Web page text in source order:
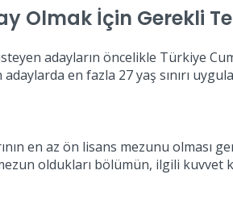
Olmak İçin Gerekli
adayların öncelikle Türkiye
adaylarda en fazla 27 yaş sınırı
en az ön lisans mezunu olması
oldukları bölümün, ilgili kuvvet